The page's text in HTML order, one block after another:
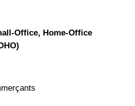
Office, Home-Office